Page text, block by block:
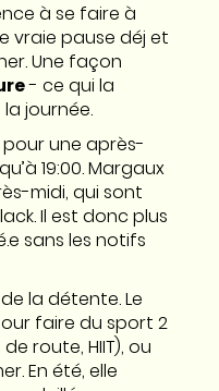
à se faire à
vraie pause déj et
Une façon
- ce qui la
journée.
pour une après-
19:00. Margaux
midi, qui sont
Il est donc plus
sans les notifs
de la détente. Le
faire du sport 2
route, HIIT), ou
En été, elle